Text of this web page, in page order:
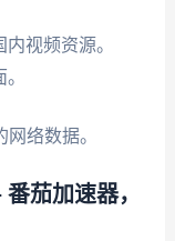
视频资源。
络数据。
茄加速器，